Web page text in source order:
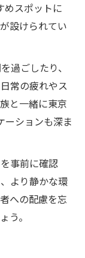
めスポットに
設けられてい
過ごしたり、
常の疲れやス
と一緒に東京
ーションも深ま
事前に確認
より静かな環
への配慮を忘
う。